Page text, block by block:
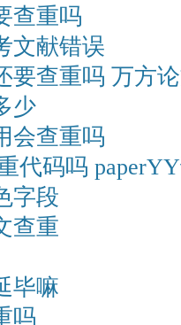
查重吗
文献错误
要查重吗 万方
少
会查重吗
代码吗
字段
查重
毕嘛
吗